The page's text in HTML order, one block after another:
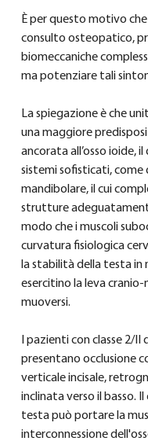
È per questo motivo
consulto osteopatico,
biomeccaniche
ma potenziare tali
La spiegazione è che
una maggiore
ancorata all’osso ioide,
sistemi sofisticati,
mandibolare, il cui
strutture
modo che i muscoli
curvatura fisiologica
la stabilità della testa in
esercitino la leva cranio-
muoversi.
I pazienti con classe 2/II
presentano occlusione
verticale incisale,
inclinata verso il basso.
testa può portare la
interconnessione